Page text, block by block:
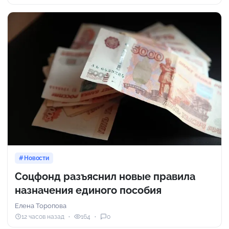
Новости
Соцфонд разъяснил новые правила
назначения единого пособия
Елена Торопова
12 часов назад 164 0